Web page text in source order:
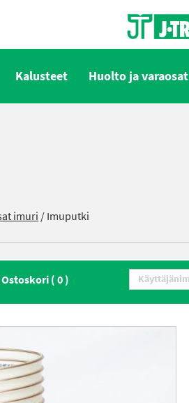
Kalusteet Huolto ja varaosat
imuri / Imuputki
Ostoskori (0)